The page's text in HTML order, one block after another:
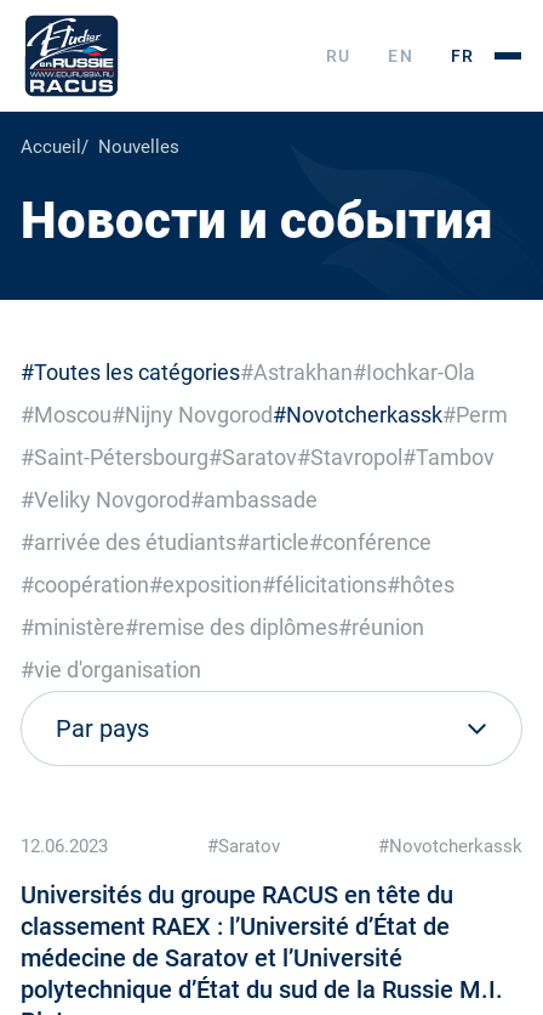
RU EN FR
Accueil Nouvelles
Новости и события
#Toutes les catégories#Astrakhan#Iochkar-Ola
#Moscou#Nijny Novgorod#Novotcherkassk#Perm
#Saint-Pétersbourg#Saratov#Stavropol #Tambov
#Veliky Novgorod#ambassade
#arrivée des étudiants#article#conférence
#coopération#exposition#félicitations#hôtes
#ministère#remise des diplômes#réunion
#vie d'organisation
12.06.2023 #Saratov #Novotcherkassk
Universités du groupe RACUS en tête du
classement RAEX : l’Université d’État de
médecine de Saratov et l’Université
polytechnique d’État du sud de la Russie M.I.